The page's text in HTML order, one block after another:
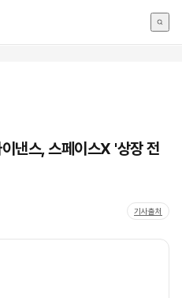
낸스, 스페이스X '상장 전
기사출처